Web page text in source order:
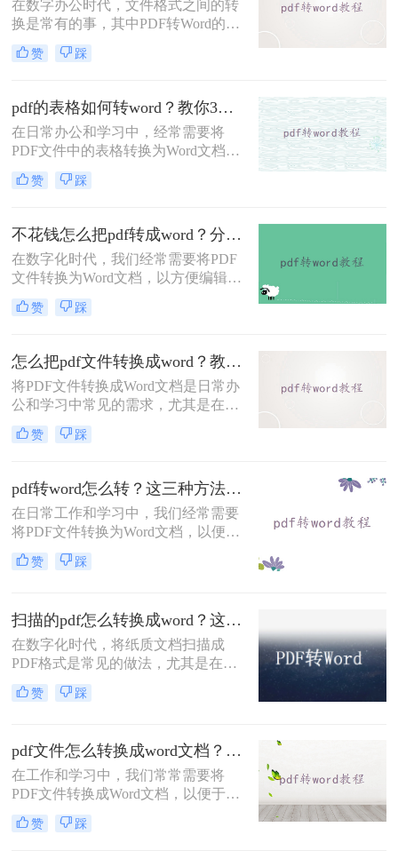
常见的需求。那么pdf格式怎么转换成
word文档呢？以下将详细介绍几种将
PDF格式转换成Word文档的方法。
在数字办公时代，文件格式之间的转
换是常有的事，其中PDF转Word的需
求尤为常见。无论是为了编辑文档内
容，还是为了兼容不同的软件环境，
实用的技能。那么pdf格式如何免费转
word呢？本文将详细阐述几种无需花
费任何费用即可实现PDF到Word转换
的方法，帮助你轻松应对工作中的各
种文件处理需求。
赞 踩
pdf的表格如何转word？教你3种值得收藏的转换方法!
在日常办公和学习中，经常需要将
PDF文件中的表格转换为Word文档以
便进行编辑和修改。虽然PDF格式以
其稳定性和不可编辑性著称，但通过
Word表格的转换。那么pdf的表格如
何转word呢？以下将详细介绍几种实
用的转换方法。
赞 踩
不花钱怎么把pdf转成word？分享这4种方法！
在数字化时代，我们经常需要将PDF
文件转换为Word文档，以方便编辑或
进一步处理。虽然市面上存在许多付
费软件能够高效完成这一任务，但也
标。那么不花钱怎么把pdf转成word
呢？本文将介绍几种无需花费任何费
用就能将PDF转换为Word文档的有效
途径。
赞 踩
怎么把pdf文件转换成word？教你几种轻松转换pdf格式方法！
将PDF文件转换成Word文档是日常办
公和学习中常见的需求，尤其是在需
要编辑或修改PDF内容时。那么怎么
把pdf文件转换成word呢？以下将详细
松实现PDF到Word的转换。
赞 踩
pdf转word怎么转？这三种方法你可以试试！
在日常工作和学习中，我们经常需要
将PDF文件转换为Word文档，以便进
行编辑、修改或重新排版。PDF文件
因其格式固定、易于分享和打印的特
转word怎么转呢？本文将介绍三种将
PDF转换成Word的实用方法，帮助您
轻松应对这一需求。
赞 踩
扫描的pdf怎么转换成word？这3种转换方法很不错！
在数字化时代，将纸质文档扫描成
PDF格式是常见的做法，尤其是在需
要长期保存和分享的情况下。然而，
扫描得到的PDF文件通常是图像形
描的PDF转换为Word文档，可以让我
们在保留原有版式的同时，享受编辑
和格式调整的便利。那么扫描的pdf怎
么转换成word呢？以下是一些有效的
方法，帮助你将扫描的PDF文件转换
赞 踩
pdf文件怎么转换成word文档？这几招教你轻松转换！
在工作和学习中，我们常常需要将
PDF文件转换成Word文档，以便于编
辑和修改。虽然PDF格式保证了文档
的稳定性和跨平台兼容性，但其不易
赞 踩